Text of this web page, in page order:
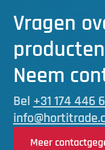
Vragen
Neem
Bel +31 174 446
Meer